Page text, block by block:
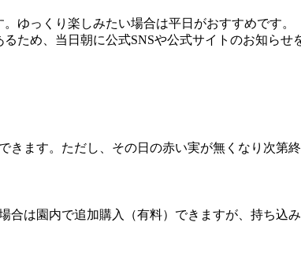
ゆっくり楽しみたい場合は平日がおすすめです。
ため、当日朝に公式SNSや公式サイトのお知らせ
ます。ただし、その日の赤い実が無くなり次第
合は園内で追加購入（有料）できますが、持ち込